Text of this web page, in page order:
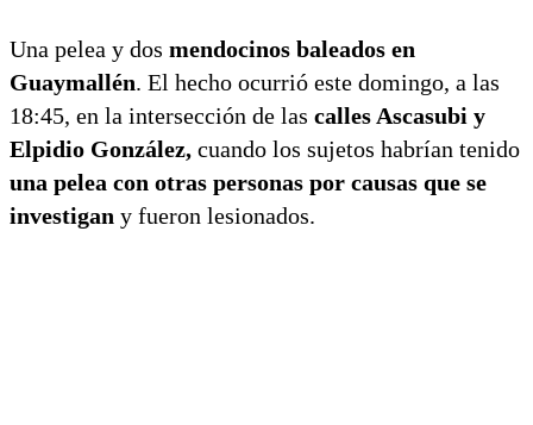
Una pelea y dos mendocinos baleados en
Guaymallén. El hecho ocurrió este domingo, a las
18:45, en la intersección de las calles Ascasubi y
Elpidio González, cuando los sujetos habrían tenido
una pelea con otras personas por causas que se
investigan y fueron lesionados.